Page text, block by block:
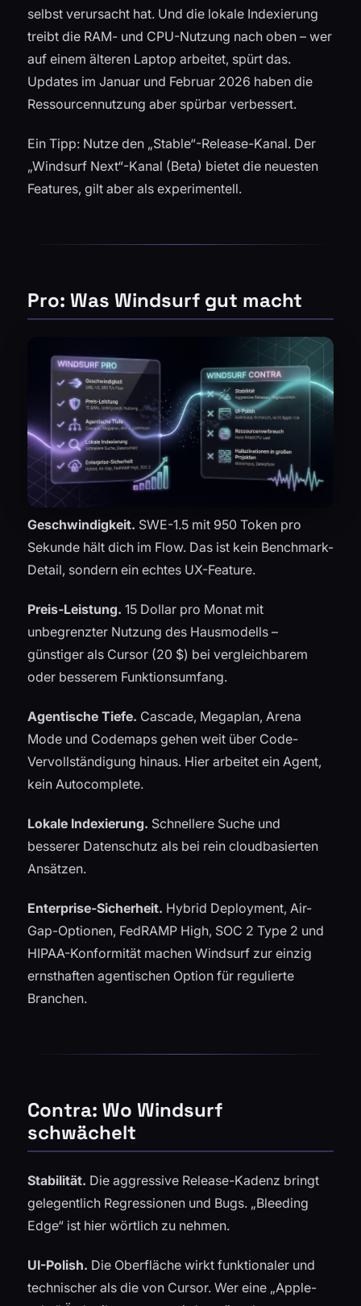
selbst verursacht hat. Und die lokale Indexierung
treibt die RAM- und CPU-Nutzung nach oben – wer
auf einem älteren Laptop arbeitet, spürt das.
Updates im Januar und Februar 2026 haben die
Ressourcennutzung aber spürbar verbessert.
Ein Tipp: Nutze den „Stable“-Release-Kanal. Der
„Windsurf Next“-Kanal (Beta) bietet die neuesten
Features, gilt aber als experimentell.
Pro: Was Windsurf gut macht
Geschwindigkeit. SWE-1.5 mit 950 Token pro
Sekunde hält dich im Flow. Das ist kein Benchmark-
Detail, sondern ein echtes UX-Feature.
Preis-Leistung. 15 Dollar pro Monat mit
unbegrenzter Nutzung des Hausmodells –
günstiger als Cursor (20 $) bei vergleichbarem
oder besserem Funktionsumfang.
Agentische Tiefe. Cascade, Megaplan, Arena
Mode und Codemaps gehen weit über Code-
Vervollständigung hinaus. Hier arbeitet ein Agent,
kein Autocomplete.
Lokale Indexierung. Schnellere Suche und
besserer Datenschutz als bei rein cloudbasierten
Ansätzen.
Enterprise-Sicherheit. Hybrid Deployment, Air-
Gap-Optionen, FedRAMP High, SOC 2 Type 2 und
HIPAA-Konformität machen Windsurf zur einzig
ernsthaften agentischen Option für regulierte
Branchen.
Contra: Wo Windsurf
schwächelt
Stabilität. Die aggressive Release-Kadenz bringt
gelegentlich Regressionen und Bugs. „Bleeding
Edge“ ist hier wörtlich zu nehmen.
UI-Polish. Die Oberfläche wirkt funktionaler und
technischer als die von Cursor. Wer eine „Apple-